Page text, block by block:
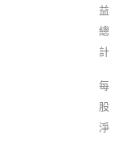
益
總
計
每
股
淨